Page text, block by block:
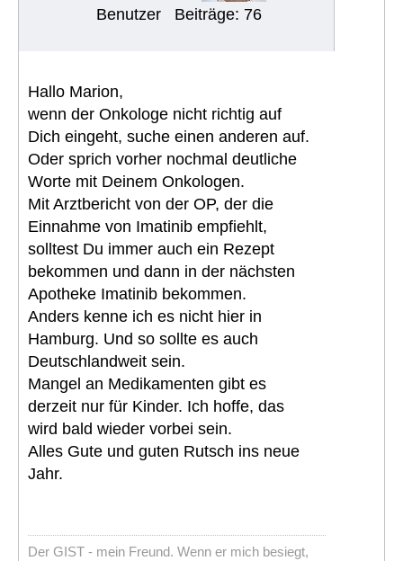
Benutzer Beiträge: 76
Hallo Marion,
wenn der Onkologe nicht richtig auf
Dich eingeht, suche einen anderen auf.
Oder sprich vorher nochmal deutliche
Worte mit Deinem Onkologen.
Mit Arztbericht von der OP, der die
Einnahme von Imatinib empfiehlt,
solltest Du immer auch ein Rezept
bekommen und dann in der nächsten
Apotheke Imatinib bekommen.
Anders kenne ich es nicht hier in
Hamburg. Und so sollte es auch
Deutschlandweit sein.
Mangel an Medikamenten gibt es
derzeit nur für Kinder. Ich hoffe, das
wird bald wieder vorbei sein.
Alles Gute und guten Rutsch ins neue
Jahr.
Der GIST - mein Freund. Wenn er mich besiegt,